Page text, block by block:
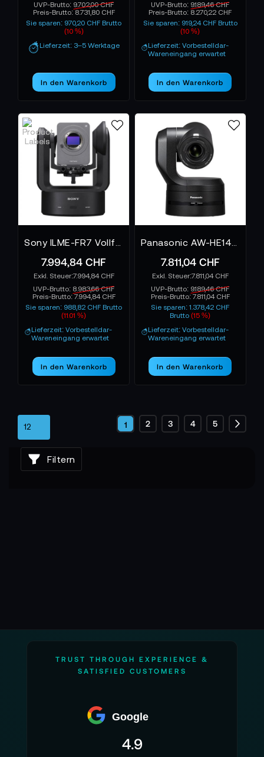
UVP-Brutto: 9.702,00 CHF
Preis-Brutto: 8.731,80 CHF
Sie sparen: 970,20 CHF Brutto
(10 %)
Lieferzeit: 3–5 Werktage
In den Warenkorb
UVP-Brutto: 9.189,46 CHF
Preis-Brutto: 8.270,22 CHF
Sie sparen: 919,24 CHF Brutto
(10 %)
Lieferzeit: Vorbestelldar-
Wareneingang erwartet
In den Warenkorb
7.994,84 CHF
7.994,84 CHF
UVP-Brutto: 8.983,66 CHF
Preis-Brutto:7.994,84 CHF
Sie sparen: 988,82 CHF Brutto
(11.01 %)
Lieferzeit: Vorbestelldar-
Wareneingang erwartet
In den Warenkorb
7.811,04 CHF
7.811,04 CHF
UVP-Brutto: 9.189,46 CHF
Preis-Brutto:7.811,04 CHF
Sie sparen: 1.378,42 CHF
Brutto(15 %)
Lieferzeit: Vorbestelldar-
Wareneingang erwartet
In den Warenkorb
Seite
Sie
1 Seite
2 Seite
3 Seite
4 Seite
5
Filtern
TRUST THROUGH EXPERIENCE &
SATISFIED CUSTOMERS
Google
4.9